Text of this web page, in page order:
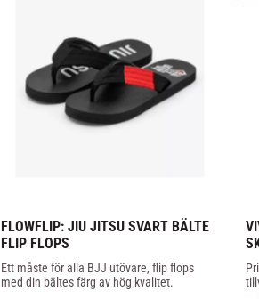
FLOWFLIP: JIU JITSU SVART BÄLTE
FLIP FLOPS
Ett måste för alla BJJ utövare, flip flops
med din bältes färg av hög kvalitet.